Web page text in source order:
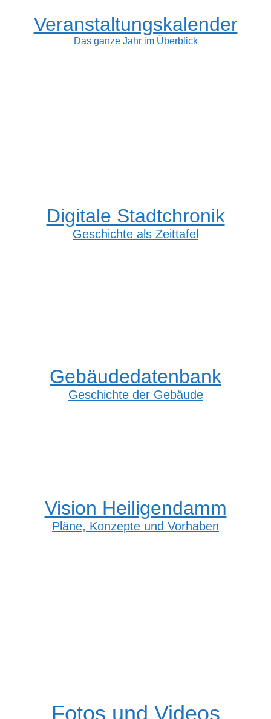
Veranstaltungskalender
Das ganze Jahr im Überblick
Digitale Stadtchronik
Geschichte als Zeittafel
Gebäudedatenbank
Geschichte der Gebäude
Vision Heiligendamm
Pläne, Konzepte und Vorhaben
Fotos und Videos